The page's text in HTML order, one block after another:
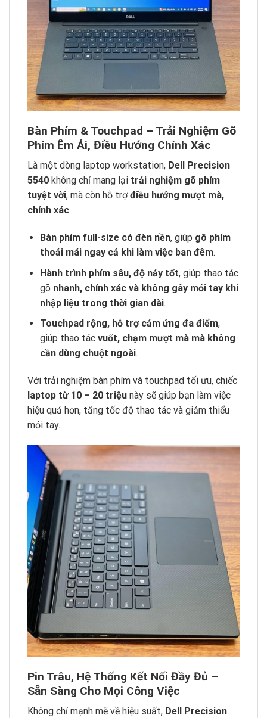
Bàn Phím & Touchpad – Trải Nghiệm Gõ
Phím Êm Ái, Điều Hướng Chính Xác
Là một dòng laptop workstation, Dell Precision
5540 không chỉ mang lại trải nghiệm gõ phím
tuyệt vời, mà còn hỗ trợđiều hướng mượt mà,
chính xác.
Bàn phím full-size có đèn nền, giúp gõ phím
thoải mái ngay cả khi làm việc ban đêm.
Hành trình phím sâu, độ nảy tốt, giúp thao tác
gõ nhanh, chính xác và không gây mỏi tay khi
nhập liệu trong thời gian dài.
Touchpad rộng, hỗ trợ cảm ứng đa điểm,
giúp thao tác vuốt, chạm mượt mà mà không
cần dùng chuột ngoài.
Với trải nghiệm bàn phím và touchpad tối ưu, chiếc
laptop từ 10 – 20 triệu này sẽ giúp bạn làm việc
hiệu quả hơn, tăng tốc độ thao tác và giảm thiểu
mỏi tay.
Pin Trâu, Hệ Thống Kết Nối Đầy Đủ –
Sẵn Sàng Cho Mọi Công Việc
Không chỉ mạnh mẽ về hiệu suất, Dell Precision